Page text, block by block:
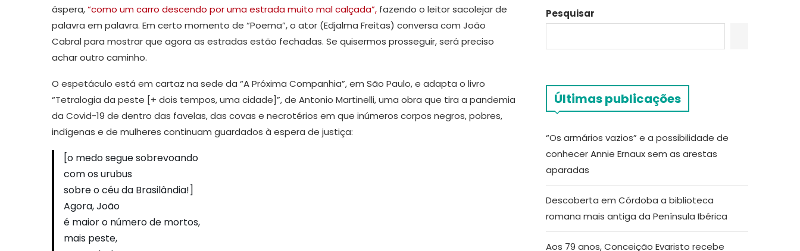
áspera,“como um carro descendo por uma estrada muito mal calçada”, fazendo o leitor sacolejar de
palavra em palavra. Em certo momento de “Poema”, o ator (Edjalma Freitas) conversa com João
Cabral para mostrar que agora as estradas estão fechadas. Se quisermos prosseguir, será preciso
achar outro caminho.
O espetáculo está em cartaz na sede da “A Próxima Companhia”, em São Paulo, e adapta o livro
“Tetralogia da peste [+ dois tempos, uma cidade]”, de Antonio Martinelli, uma obra que tira a pandemia
da Covid-19 de dentro das favelas, das covas e necrotérios em que inúmeros corpos negros, pobres,
indígenas e de mulheres continuam guardados à espera de justiça:
[o medo segue sobrevoando
com os urubus
sobre o céu da Brasilândia!]
Agora, João
é maior o número de mortos,
mais peste,
Pesquisar
Últimas publicações
“Os armários vazios” e a possibilidade de
conhecer Annie Ernaux sem as arestas
aparadas
Descoberta em Córdoba a biblioteca
romana mais antiga da Península Ibérica
Aos 79 anos, Conceição Evaristo recebe